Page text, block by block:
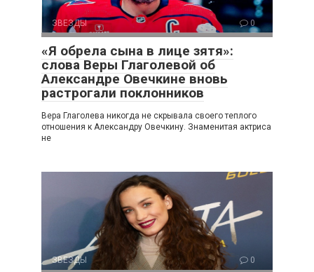
ЗВЕЗДЫ 0
«Я обрела сына в лице зятя»:
слова Веры Глаголевой об
Александре Овечкине вновь
растрогали поклонников
Вера Глаголева никогда не скрывала своего теплого
отношения к Александру Овечкину. Знаменитая актриса
не
ЗВЕЗДЫ 0